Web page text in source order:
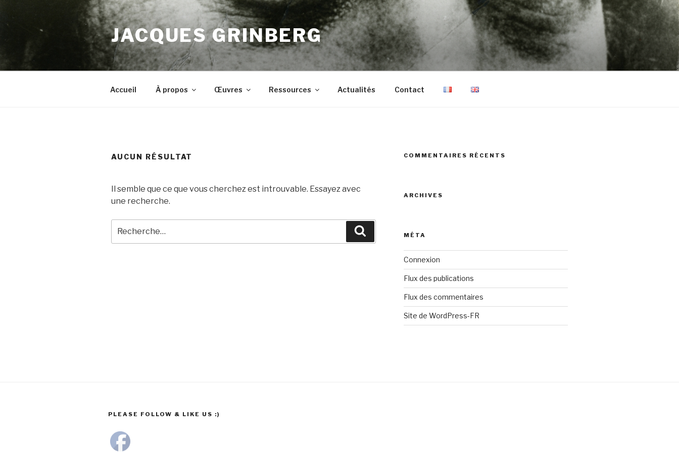
JACQUES GRINBERG
Accueil À propos Œuvres Ressources Actualités Contact
AUCUN RÉSULTAT
Il semble que ce que vous cherchez est introuvable. Essayez avec
une recherche.
pour
Recherche
COMMENTAIRES RÉCENTS
ARCHIVES
MÉTA
Connexion
Flux des publications
Flux des commentaires
Site de WordPress-FR
PLEASE FOLLOW & LIKE US :)